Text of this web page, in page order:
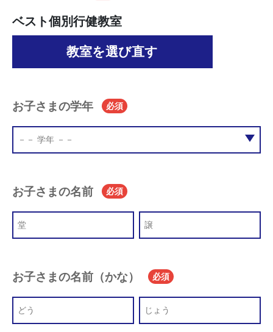
ベスト個別行健教室
教室を選び直す
お子さまの学年 必須
お子さまの名前 必須
お子さまの名前（かな） 必須